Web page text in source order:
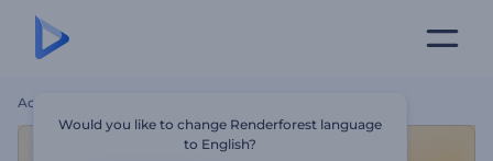
Accueil
Would you like to change Renderforest language
to English?